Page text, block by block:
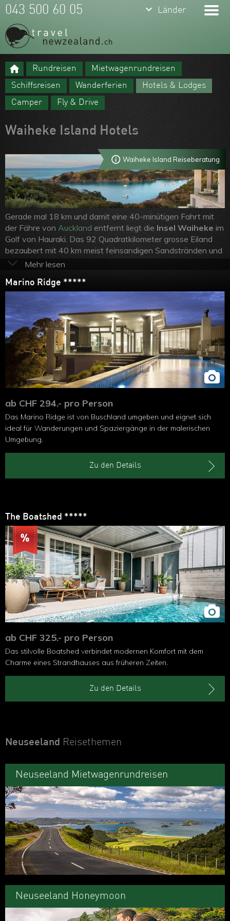
Meine Favoriten
Team
Feedbacks
Kontakt
ARVB
keyboard_arrow_down Länder
043 500 60 05
Rundreisen
Mietwagenrundreisen
Schiffsreisen
Wanderferien
Hotels & Lodges
Camper
Fly & Drive
Waiheke Island Hotels
Waiheke Island Reiseberatung
Gerade mal 18 km und damit eine 40-minütigen Fahrt mit
der Fähre von Auckland entfernt liegt die Insel Waiheke im
Golf von Hauraki. Das 92 Quadratkilometer grosse Eiland
bezaubert mit 40 km meist feinsandigen Sandstränden und
bestens ausgeschilderten Wanderwegen, auf denen sich
lässt. Die Insel ist praktisch nur im Westen besiedelt, so
dass grosse Teile naturnah geblieben sind und sie deshalb
auch viele Naturfreunde anlockt. Einige Rebberge haben
Waiheke Island auch den Spitznamen "Insel der Weine“
eingebracht, deren Tropfen auch schon renommierte Preise
gewonnen haben, obwohl sie durchaus ihren Preis haben.
Waiheke Island ist wirklich der ideale Ort, um ganz in der
Nähe vonAuckland echtes Inselfeelingzu geniessen und
auszuspannen.
Marino Ridge *****
ab CHF 294.- pro Person
Das Marino Ridge ist von Buschland umgeben und eignet sich
ideal für Wanderungen und Spaziergänge in der malerischen
Umgebung.
Zu den Details
The Boatshed *****
ab CHF 325.- pro Person
Das stilvolle Boatshed verbindet modernen Komfort mit dem
Charme eines Strandhauses aus früheren Zeiten.
Zu den Details
Neuseeland Reisethemen
Neuseeland Mietwagenrundreisen
Neuseeland Honeymoon